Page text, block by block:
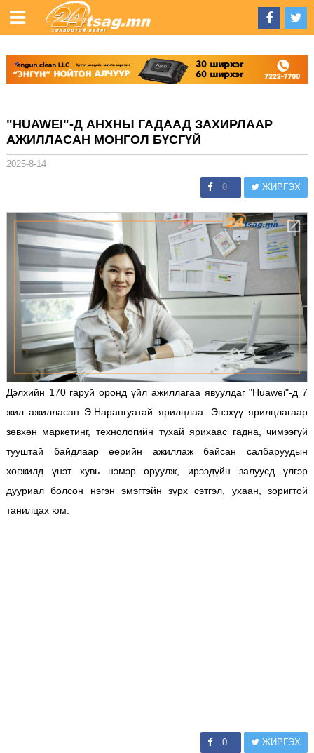
"HUAWEI"-Д АНХНЫ ГАДААД ЗАХИРЛААР
АЖИЛЛАСАН МОНГОЛ БҮСГҮЙ
2025-8-14
0 ЖИРГЭХ
Дэлхийн 170 гаруй оронд үйл ажиллагаа явуулдаг "Huawei"-д 7
жил ажилласан Э.Нарангуатай ярилцлаа. Энэхүү ярилцлагаар
зөвхөн маркетинг, технологийн тухай ярихаас гадна, чимээгүй
тууштай байдлаар өөрийн ажиллаж байсан салбаруудын
хөгжилд үнэт хувь нэмэр оруулж, ирээдүйн залуусд үлгэр
дууриал болсон нэгэн эмэгтэйн зүрх сэтгэл, ухаан, зоригтой
танилцах юм.
0 ЖИРГЭХ